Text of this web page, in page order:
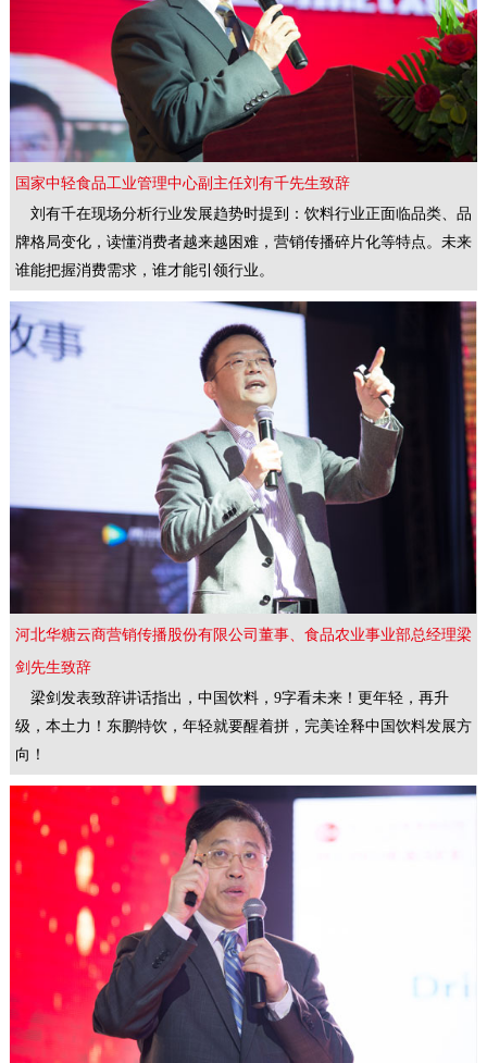
国家中轻食品工业管理中心副主任刘有千先生致辞
刘有千在现场分析行业发展趋势时提到：饮料行业正面临品类、品
牌格局变化，读懂消费者越来越困难，营销传播碎片化等特点。未来
谁能把握消费需求，谁才能引领行业。
河北华糖云商营销传播股份有限公司董事、食品农业事业部总经理梁
剑先生致辞
梁剑发表致辞讲话指出，中国饮料，9字看未来！更年轻，再升
级，本土力！东鹏特饮，年轻就要醒着拼，完美诠释中国饮料发展方
向！